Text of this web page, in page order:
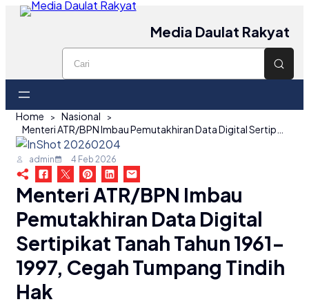
Media Daulat Rakyat
Home
Nasional
admin 4 Feb 2026
Menteri ATR/BPN Imbau
Pemutakhiran Data Digital
Sertipikat Tanah Tahun 1961-
1997, Cegah Tumpang Tindih
Hak